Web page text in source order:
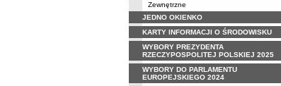
Zewnętrzne
JEDNO OKIENKO
KARTY INFORMACJI O ŚRODOWISKU
WYBORY PREZYDENTA
RZECZYPOSPOLITEJ POLSKIEJ 2025
WYBORY DO PARLAMENTU
EUROPEJSKIEGO 2024